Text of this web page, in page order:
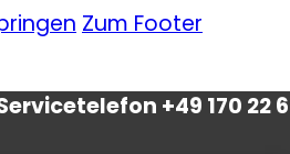
Zum Footer
+49 170 22